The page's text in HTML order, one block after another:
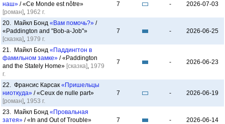
наш» / «Ce Monde est nôtre»
[роман], 1962 г.
7 - 2026-07-03
20. Майкл Бонд «Вам помочь?» /
«Paddington and "Bob-a-Job"»
[сказка], 1979 г.
7 - 2026-06-25
21. Майкл Бонд «Паддингтон в
фамильном замке» / «Paddington
and the Stately Home» [сказка], 1979
г.
7 - 2026-06-23
22. Франсис Карсак «Пришельцы
ниоткуда» / «Ceux de nulle part»
[роман], 1953 г.
7 - 2026-06-19
23. Майкл Бонд «Провальная
затея» / «In and Out of Trouble»
7 - 2026-06-14